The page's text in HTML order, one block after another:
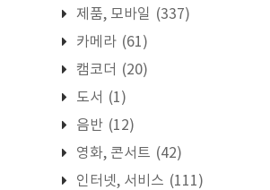
제품, 모바일 (337)
카메라 (61)
캠코더 (20)
도서 (1)
음반 (12)
영화, 콘서트 (42)
인터넷, 서비스 (111)